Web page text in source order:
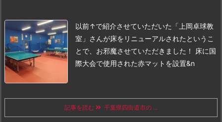
以前↑で紹介させていただいた「上岡卓球教
室」さんが床をリニューアルされたというこ
とで、 お邪魔させていただきました！
床に国
際大会で使用された赤マットを設置&n
記事を読む 千葉県四街道市の ...